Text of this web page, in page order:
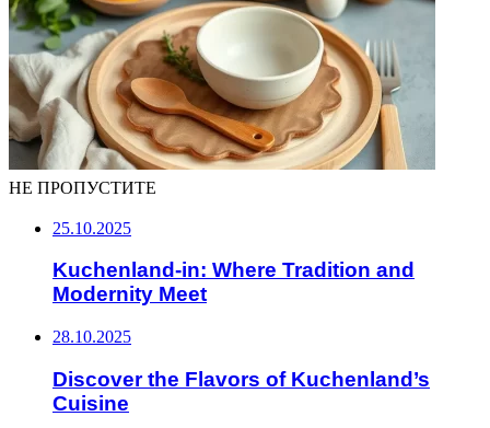
НЕ ПРОПУСТИТЕ
25.10.2025
Kuchenland-in: Where Tradition and
Modernity Meet
28.10.2025
Discover the Flavors of Kuchenland’s
Cuisine